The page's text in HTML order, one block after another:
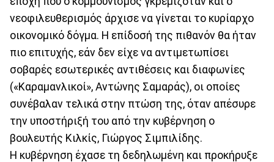
νεοφιλευθερισμός άρχισε να γίνεται το κυρίαρχο
οικονομικό δόγμα. Η επίδοσή της πιθανόν θα ήταν
πιο επιτυχής, εάν δεν είχε να αντιμετωπίσει
σοβαρές εσωτερικές αντιθέσεις και διαφωνίες
(«Καραμανλικοί», Αντώνης Σαμαράς), οι οποίες
συνέβαλαν τελικά στην πτώση της, όταν απέσυρε
την υποστήριξή του από την κυβέρνηση ο
βουλευτής Κιλκίς, Γιώργος Σιμπιλίδης.
Η κυβέρνηση έχασε τη δεδηλωμένη και προκήρυξε